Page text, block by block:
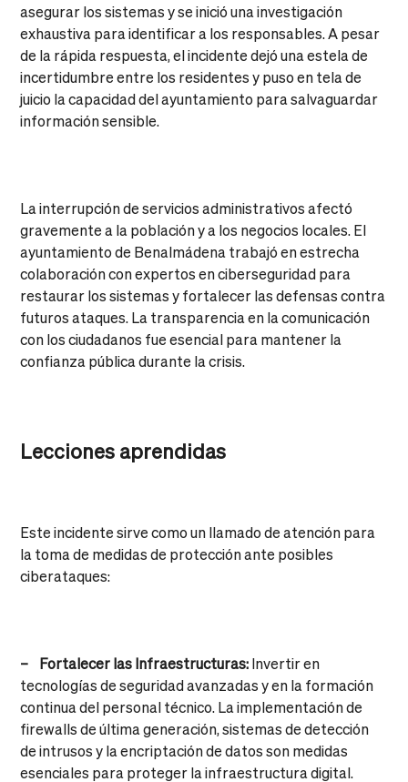
asegurar los sistemas y se inició una investigación
exhaustiva para identificar a los responsables. A pesar
de la rápida respuesta, el incidente dejó una estela de
incertidumbre entre los residentes y puso en tela de
juicio la capacidad del ayuntamiento para salvaguardar
información sensible.
La interrupción de servicios administrativos afectó
gravemente a la población y a los negocios locales. El
ayuntamiento de Benalmádena trabajó en estrecha
colaboración con expertos en ciberseguridad para
restaurar los sistemas y fortalecer las defensas contra
futuros ataques. La transparencia en la comunicación
con los ciudadanos fue esencial para mantener la
confianza pública durante la crisis.
Lecciones aprendidas
Este incidente sirve como un llamado de atención para
la toma de medidas de protección ante posibles
ciberataques:
– Fortalecer las Infraestructuras:Invertir en
tecnologías de seguridad avanzadas y en la formación
continua del personal técnico. La implementación de
firewalls de última generación, sistemas de detección
de intrusos y la encriptación de datos son medidas
esenciales para proteger la infraestructura digital.